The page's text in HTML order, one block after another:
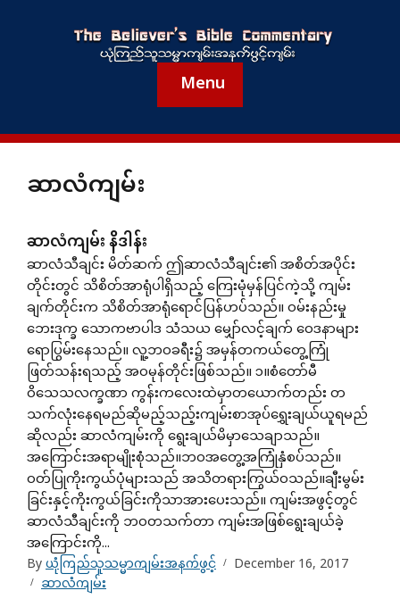
Menu
ဆာလံကျမ်း
ဆာလံကျမ်း နိဒါန်း
ဆာလံသီချင်း မိတ်ဆက် ဤဆာလံသီချင်း၏ အစိတ်အပိုင်း
တိုင်းတွင် သိစိတ်အာရုံပါရှိသည့် ကြေးမုံမှန်ပြင်ကဲ့သို့ ကျမ်း
ချက်တိုင်းက သိစိတ်အာရုံရောင်ပြန်ဟပ်သည်။ ဝမ်းနည်းမှု
ဘေးဒုက္ခ သောကဗာပါဒ သံသယ မျှော်လင့်ချက် ဝေဒနာများ
ရောပြွမ်းနေသည်။ လူ့ဘဝခရီး၌ အမှန်တကယ်တွေ့ကြုံ
ဖြတ်သန်းရသည့် အဝမုန်တိုင်းဖြစ်သည်။ ၁။စံတော်မီ
ဝိသေသလက္ခဏာ ကွန်းကလေးထဲမှာတယောက်တည်း တ
သက်လုံးနေရမည်ဆိုမည့်သည့်းကျမ်းစာအုပ်ရွှေးချယ်ယူရမည်
ဆိုလည်း ဆာလံကျမ်းကို ရွေးချယ်မိမှာသေချာသည်။
အကြောင်းအရာမျိုးစုံသည်။ဘဝအတွေ့အကြုံနှံစပ်သည်။
ဝတ်ပြုကိုးကွယ်ပုံများသည် အသိတရားကြွယ်ဝသည်။ချီးမွမ်း
ခြင်းနှင့်ကိုးကွယ်ခြင်းကိုသာအားပေးသည်။ ကျမ်းအဖွင့်တွင်
ဆာလံသီချင်းကို ဘဝတသက်တာ ကျမ်းအဖြစ်ရွေးချယ်ခဲ့
အကြောင်းကို...
Byယုံကြည်သူသမ္မာကျမ်းအနက်ဖွင့် December 16, 2017
ဆာလံကျမ်း